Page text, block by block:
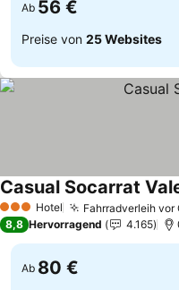
Ab 56 €
Preise von 25 Websites
3 SterneHotel Fahrradverleih vor
Casual Socarrat
8,8 Hervorragend 4.165
Ab 80 €